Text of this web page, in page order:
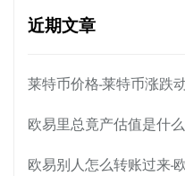
近期文章
莱特币价格-莱特币涨跌
欧易里总竟产估值是什
欧易别人怎么转账过来-